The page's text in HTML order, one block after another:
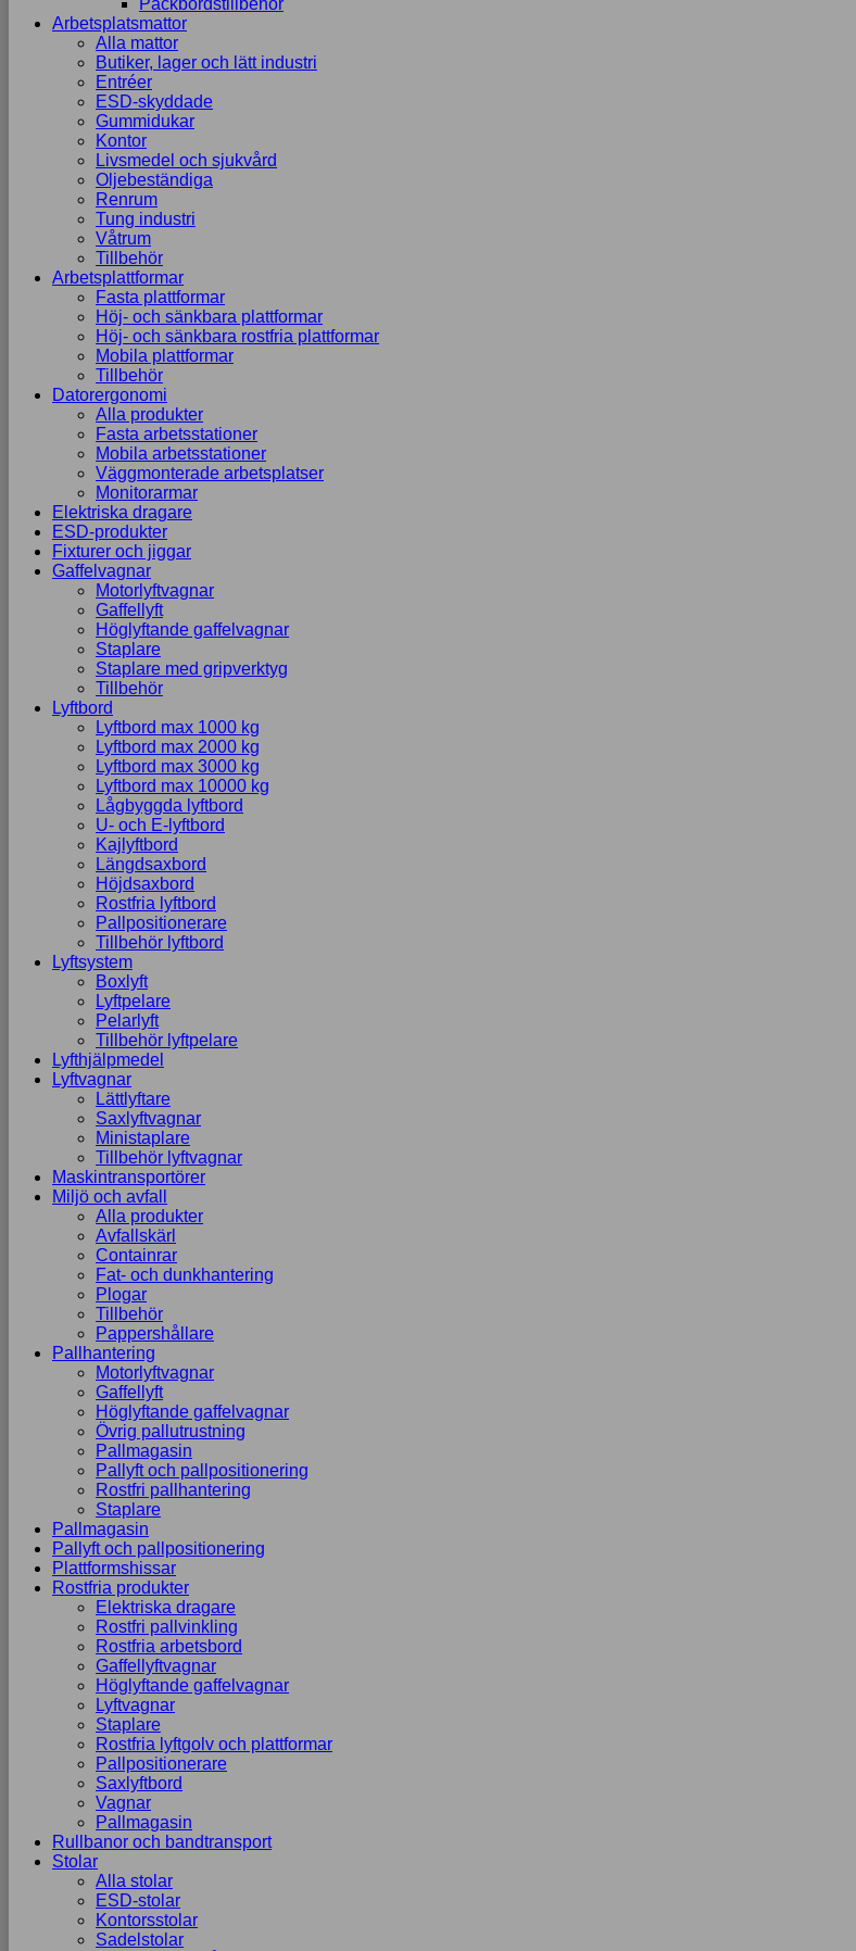
Packbordstillbehör
Arbetsplatsmattor
Alla mattor
Butiker, lager och lätt industri
Entréer
ESD-skyddade
Gummidukar
Kontor
Livsmedel och sjukvård
Oljebeständiga
Renrum
Tung industri
Våtrum
Tillbehör
Arbetsplattformar
Fasta plattformar
Höj- och sänkbara plattformar
Höj- och sänkbara rostfria plattformar
Mobila plattformar
Tillbehör
Datorergonomi
Alla produkter
Fasta arbetsstationer
Mobila arbetsstationer
Väggmonterade arbetsplatser
Monitorarmar
Elektriska dragare
ESD-produkter
Fixturer och jiggar
Gaffelvagnar
Motorlyftvagnar
Gaffellyft
Höglyftande gaffelvagnar
Staplare
Staplare med gripverktyg
Tillbehör
Lyftbord
Lyftbord max 1000 kg
Lyftbord max 2000 kg
Lyftbord max 3000 kg
Lyftbord max 10000 kg
Lågbyggda lyftbord
U- och E-lyftbord
Kajlyftbord
Längdsaxbord
Höjdsaxbord
Rostfria lyftbord
Pallpositionerare
Tillbehör lyftbord
Lyftsystem
Boxlyft
Lyftpelare
Pelarlyft
Tillbehör lyftpelare
Lyfthjälpmedel
Lyftvagnar
Lättlyftare
Saxlyftvagnar
Ministaplare
Tillbehör lyftvagnar
Maskintransportörer
Miljö och avfall
Alla produkter
Avfallskärl
Containrar
Fat- och dunkhantering
Plogar
Tillbehör
Pappershållare
Pallhantering
Motorlyftvagnar
Gaffellyft
Höglyftande gaffelvagnar
Övrig pallutrustning
Pallmagasin
Pallyft och pallpositionering
Rostfri pallhantering
Staplare
Pallmagasin
Pallyft och pallpositionering
Plattformshissar
Rostfria produkter
Elektriska dragare
Rostfri pallvinkling
Rostfria arbetsbord
Gaffellyftvagnar
Höglyftande gaffelvagnar
Lyftvagnar
Staplare
Rostfria lyftgolv och plattformar
Pallpositionerare
Saxlyftbord
Vagnar
Pallmagasin
Rullbanor och bandtransport
Stolar
Alla stolar
ESD-stolar
Kontorsstolar
Sadelstolar